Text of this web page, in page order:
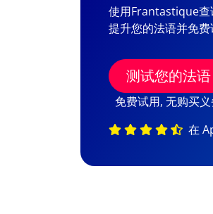
使用Frantastique查
提升您的法语并免
测试您的法语
免费试用, 无购买
在